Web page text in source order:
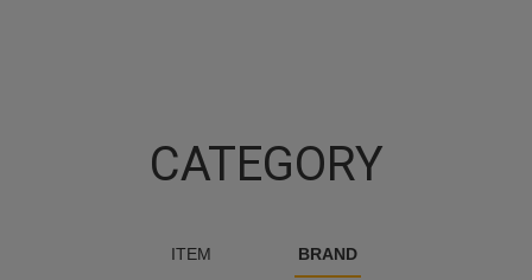
CATEGORY
ITEM BRAND